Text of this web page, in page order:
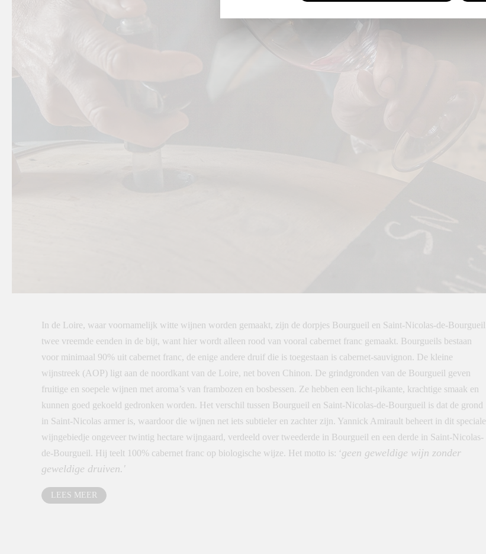
In de Loire, waar voornamelijk witte wijnen worden gemaakt, zijn de dorpjes Bourgueil en Saint-Nicolas-de-Bourgueil
twee vreemde eenden in de bijt, want hier wordt alleen rood van vooral cabernet franc gemaakt. Bourgueils bestaan
voor minimaal 90% uit cabernet franc, de enige andere druif die is toegestaan is cabernet-sauvignon. De kleine
wijnstreek (AOP) ligt aan de noordkant van de Loire, net boven Chinon. De grindgronden van de Bourgueil geven
fruitige en soepele wijnen met aroma’s van frambozen en bosbessen. Ze hebben een licht-pikante, krachtige smaak en
kunnen goed gekoeld gedronken worden. Het verschil tussen Bourgueil en Saint-Nicolas-de-Bourgueil is dat de grond
in Saint-Nicolas armer is, waardoor die wijnen net iets subtieler en zachter zijn. Yannick Amirault beheert in dit speciale
wijngebiedje ongeveer twintig hectare wijngaard, verdeeld over tweederde in Bourgueil en een derde in Saint-Nicolas-
de-Bourgueil. Hij teelt 100% cabernet franc op biologische wijze. Het motto is: ‘geen geweldige wijn zonder
geweldige druiven.'
LEES MEER